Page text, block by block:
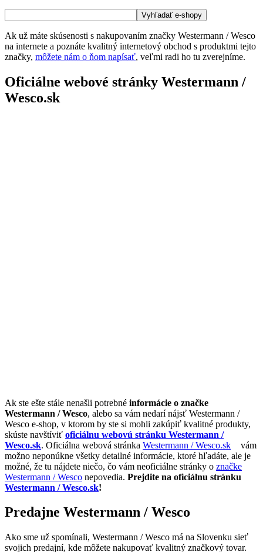
Ak už máte skúsenosti s nakupovaním značky Westermann / Wesco
na internete a poznáte kvalitný internetový obchod s produktmi tejto
značky, môžete nám o ňom napísať, veľmi radi ho tu zverejníme.
Oficiálne webové stránky Westermann /
Wesco.sk
Ak ste ešte stále nenašli potrebné informácie o značke
Westermann / Wesco, alebo sa vám nedarí nájsť Westermann /
Wesco e-shop, v ktorom by ste si mohli zakúpiť kvalitné produkty,
skúste navštíviť oficiálnu webovú stránku Westermann /
Wesco.sk. Oficiálna webová stránka Westermann / Wesco.sk
vám
možno neponúkne všetky detailné informácie, ktoré hľadáte, ale je
možné, že tu nájdete niečo, čo vám neoficiálne stránky o značke
Westermann / Wesco nepovedia. Prejdite na oficiálnu stránku
Westermann / Wesco.sk!
Predajne Westermann / Wesco
Ako sme už spomínali, Westermann / Wesco má na Slovenku sieť
svojich predajní, kde môžete nakupovať kvalitný značkový tovar.